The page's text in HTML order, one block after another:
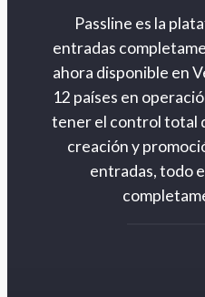
Passline es la
entradas
ahora disponible en
12 países en
tener el control total
creación y
entradas, todo